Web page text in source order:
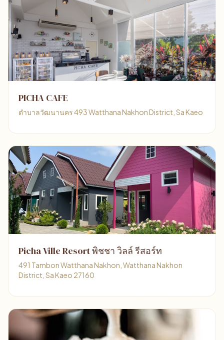
PICHA CAFE
ตำบาลวัฒนานคร 493 Watthana Nakhon District, Sa Kaeo
Picha Ville Resort พิชชา วิลล์ รีสอร์ท
491 Tambon Watthana Nakhon, Watthana Nakhon
District, Sa Kaeo 27160